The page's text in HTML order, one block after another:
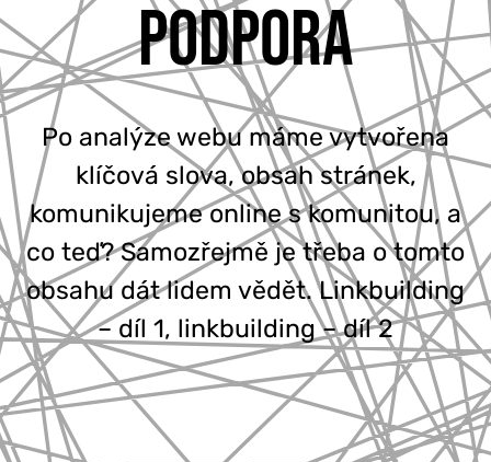
777 353 464PODPORA
Po analýze webu máme vytvořena
klíčová slova, obsah stránek,
komunikujeme online s komunitou, a
co teď? Samozřejmě je třeba o tomto
obsahu dát lidem vědět. Linkbuilding
– díl 1, linkbuilding – díl 2